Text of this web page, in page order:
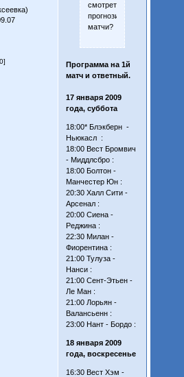
смотреть
прогнозируемые
матчи?
Программа на 1й
матч и ответный.
17 января 2009
года, суббота
18:00* Блэкберн -
Ньюкасл :
18:00 Вест Бромвич
- Миддлсбро :
18:00 Болтон -
Манчестер Юн :
20:30 Халл Сити -
Арсенал :
20:00 Сиена -
Реджина :
22:30 Милан -
Фиорентина :
21:00 Тулуза -
Нанси :
21:00 Сент-Этьен -
Ле Ман :
21:00 Лорьян -
Валансьенн :
23:00 Нант - Бордо :
18 января 2009
года, воскресенье
16:30 Вест Хэм -